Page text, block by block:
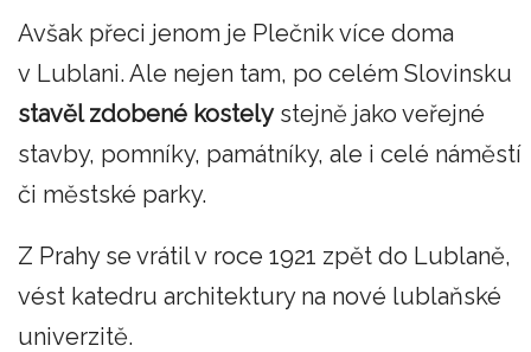
Avšak přeci jenom je Plečnik více doma
v Lublani. Ale nejen tam, po celém Slovinsku
stavěl zdobené kostelystejně jako veřejné
stavby, pomníky, památníky, ale i celé náměstí
či městské parky.
Z Prahy se vrátil v roce 1921 zpět do Lublaně,
vést katedru architektury na nové lublaňské
univerzitě.